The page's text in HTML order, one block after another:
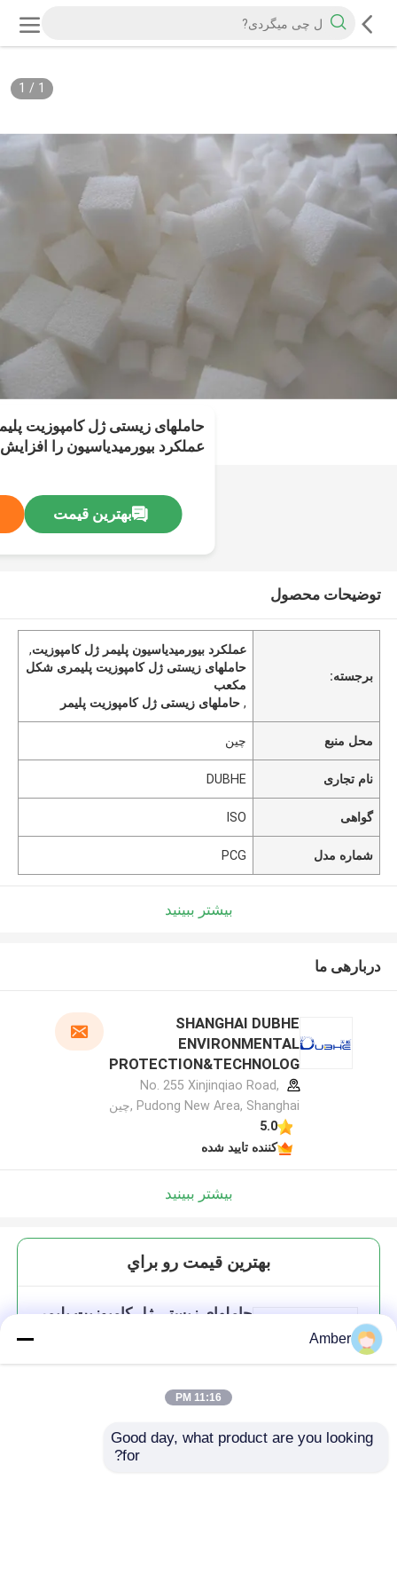
1
/
1
حاملهای زیستی ژل کامپوزیت
عملکرد بیورمیدیاسیون را
بهترین قیمت
توضیحات محصول
برجسته:
عملکرد بیورمیدیاسیون پلیمر ژل کامپوزیت,
حاملهای زیستی ژل کامپوزیت پلیمری شکل
مکعب
,حاملهای زیستی ژل کامپوزیت پلیمر
محل منبع چین
نام تجاری DUBHE
گواهی ISO
شماره مدل PCG
بیشتر ببینید
دربارهی ما
SHANGHAI DUBHE
ENVIRONMENTAL
PROTECTION&TECHNOLOG
Y CO.,LTD مشخصات سازنده
No. 255 Xinjinqiao Road,
Pudong New Area, Shanghai ,چین
5.0
کننده تایید شده
بیشتر ببینید
بهترين قيمت رو براي
حاملهای زیستی ژل کامپوزیت پلیمر
ادامه هید
Amber
11:16 PM
Good day, what product are you looking
for?